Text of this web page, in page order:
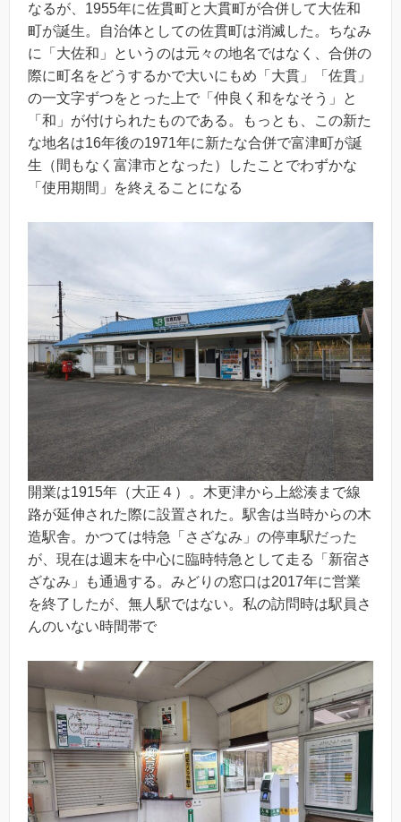
なるが、1955年に佐貫町と大貫町が合併して大佐和
町が誕生。自治体としての佐貫町は消滅した。ちなみ
に「大佐和」というのは元々の地名ではなく、合併の
際に町名をどうするかで大いにもめ「大貫」「佐貫」
の一文字ずつをとった上で「仲良く和をなそう」と
「和」が付けられたものである。もっとも、この新た
な地名は16年後の1971年に新たな合併で富津町が誕
生（間もなく富津市となった）したことでわずかな
「使用期間」を終えることになる
開業は1915年（大正４）。木更津から上総湊まで線
路が延伸された際に設置された。駅舎は当時からの木
造駅舎。かつては特急「さざなみ」の停車駅だった
が、現在は週末を中心に臨時特急として走る「新宿さ
ざなみ」も通過する。みどりの窓口は2017年に営業
を終了したが、無人駅ではない。私の訪問時は駅員さ
んのいない時間帯で